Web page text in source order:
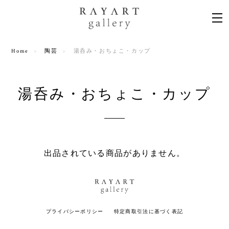
Home 陶芸 湯呑み・おちょこ・カップ
湯呑み・おちょこ・カップ
出品されている商品がありません。
プライバシーポリシー 特定商取引法に基づく表記